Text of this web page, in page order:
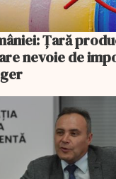
Ţară
nevoie de